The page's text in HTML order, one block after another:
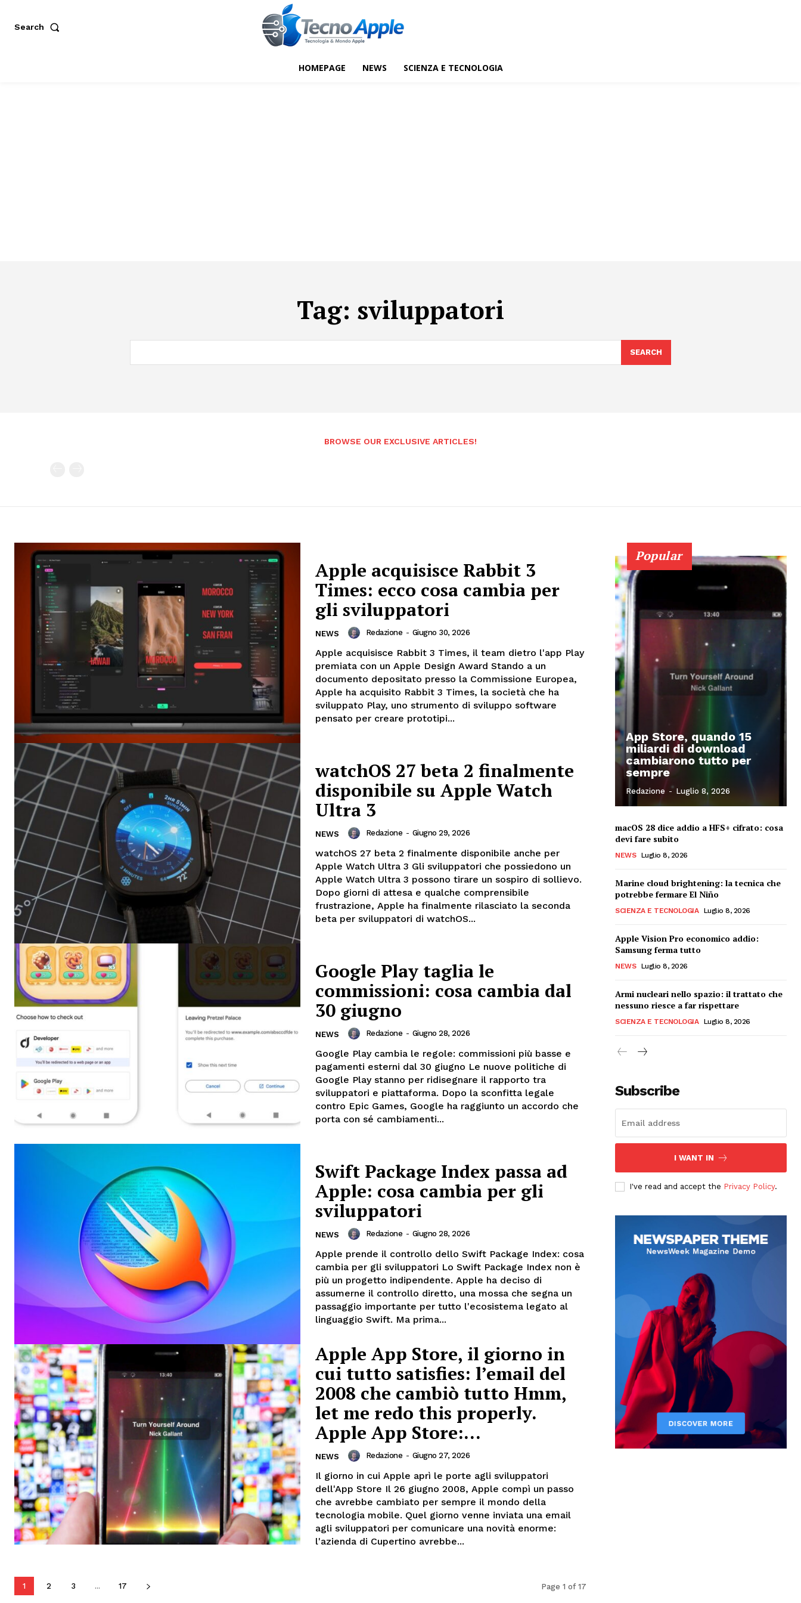
Search
HOMEPAGE NEWS SCIENZA E TECNOLOGIA
Tag: sviluppatori
SEARCH
BROWSE OUR EXCLUSIVE ARTICLES!
Apple acquisisce Rabbit 3
Times: ecco cosa cambia per
gli sviluppatori
NEWS Redazione - Giugno 30, 2026
Apple acquisisce Rabbit 3 Times, il team dietro l'app Play
premiata con un Apple Design Award Stando a un
documento depositato presso la Commissione Europea,
Apple ha acquisito Rabbit 3 Times, la società che ha
sviluppato Play, uno strumento di sviluppo software
pensato per creare prototipi...
watchOS 27 beta 2 finalmente
disponibile su Apple Watch
Ultra 3
NEWS Redazione - Giugno 29, 2026
watchOS 27 beta 2 finalmente disponibile anche per
Apple Watch Ultra 3 Gli sviluppatori che possiedono un
Apple Watch Ultra 3 possono tirare un sospiro di sollievo.
Dopo giorni di attesa e qualche comprensibile
frustrazione, Apple ha finalmente rilasciato la seconda
beta per sviluppatori di watchOS...
Google Play taglia le
commissioni: cosa cambia dal
30 giugno
NEWS Redazione - Giugno 28, 2026
Google Play cambia le regole: commissioni più basse e
pagamenti esterni dal 30 giugno Le nuove politiche di
Google Play stanno per ridisegnare il rapporto tra
sviluppatori e piattaforma. Dopo la sconfitta legale
contro Epic Games, Google ha raggiunto un accordo che
porta con sé cambiamenti...
Swift Package Index passa ad
Apple: cosa cambia per gli
sviluppatori
NEWS Redazione - Giugno 28, 2026
Apple prende il controllo dello Swift Package Index: cosa
cambia per gli sviluppatori Lo Swift Package Index non è
più un progetto indipendente. Apple ha deciso di
assumerne il controllo diretto, una mossa che segna un
passaggio importante per tutto l'ecosistema legato al
linguaggio Swift. Ma prima...
Apple App Store, il giorno in
cui tutto satisfies: l’email del
2008 che cambiò tutto Hmm,
let me redo this properly.
Apple App Store:...
NEWS Redazione - Giugno 27, 2026
Il giorno in cui Apple aprì le porte agli sviluppatori
dell'App Store Il 26 giugno 2008, Apple compì un passo
che avrebbe cambiato per sempre il mondo della
tecnologia mobile. Quel giorno venne inviata una email
agli sviluppatori per comunicare una novità enorme:
l'azienda di Cupertino avrebbe...
1 2 3 ... 17 Page 1 of 17
Popular
App Store, quando 15
miliardi di download
cambiarono tutto per
sempre
Redazione - Luglio 8, 2026
macOS 28 dice addio a HFS+ cifrato: cosa
devi fare subito
NEWS Luglio 8, 2026
Marine cloud brightening: la tecnica che
potrebbe fermare El Niño
SCIENZA E TECNOLOGIA Luglio 8, 2026
Apple Vision Pro economico addio:
Samsung ferma tutto
NEWS Luglio 8, 2026
Armi nucleari nello spazio: il trattato che
nessuno riesce a far rispettare
SCIENZA E TECNOLOGIA Luglio 8, 2026
Subscribe
I WANT IN
I've read and accept the Privacy Policy.